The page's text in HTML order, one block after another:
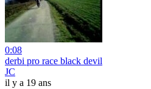
0:08
derbi pro race black devil
JC
il y a 19 ans